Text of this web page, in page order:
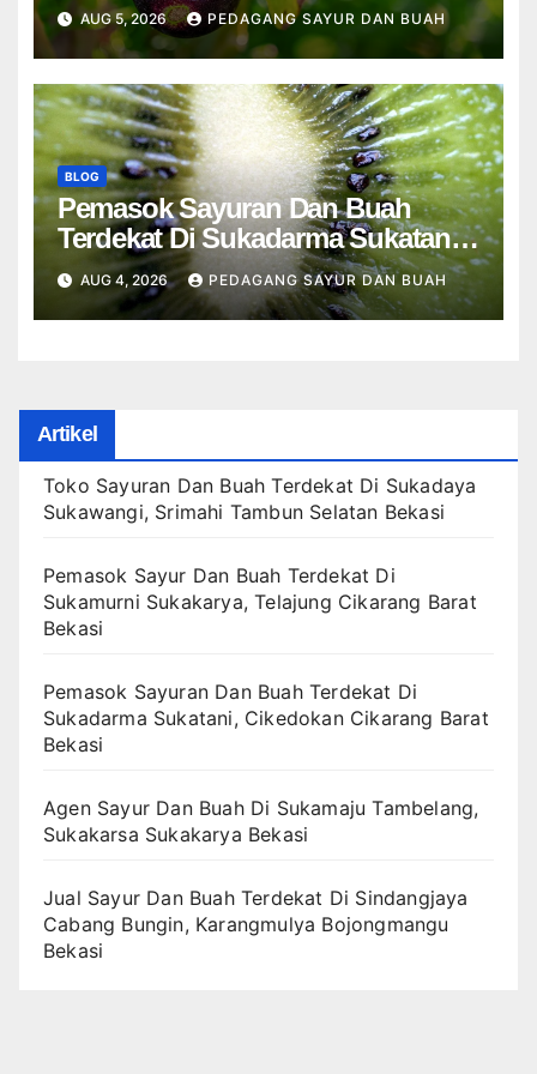
Barat Bekasi
AUG 5, 2026 PEDAGANG SAYUR DAN BUAH
BLOG
Pemasok Sayuran Dan Buah
Terdekat Di Sukadarma Sukatani,
Cikedokan Cikarang Barat Bekasi
AUG 4, 2026 PEDAGANG SAYUR DAN BUAH
Artikel
Toko Sayuran Dan Buah Terdekat Di Sukadaya
Sukawangi, Srimahi Tambun Selatan Bekasi
Pemasok Sayur Dan Buah Terdekat Di
Sukamurni Sukakarya, Telajung Cikarang Barat
Bekasi
Pemasok Sayuran Dan Buah Terdekat Di
Sukadarma Sukatani, Cikedokan Cikarang Barat
Bekasi
Agen Sayur Dan Buah Di Sukamaju Tambelang,
Sukakarsa Sukakarya Bekasi
Jual Sayur Dan Buah Terdekat Di Sindangjaya
Cabang Bungin, Karangmulya Bojongmangu
Bekasi